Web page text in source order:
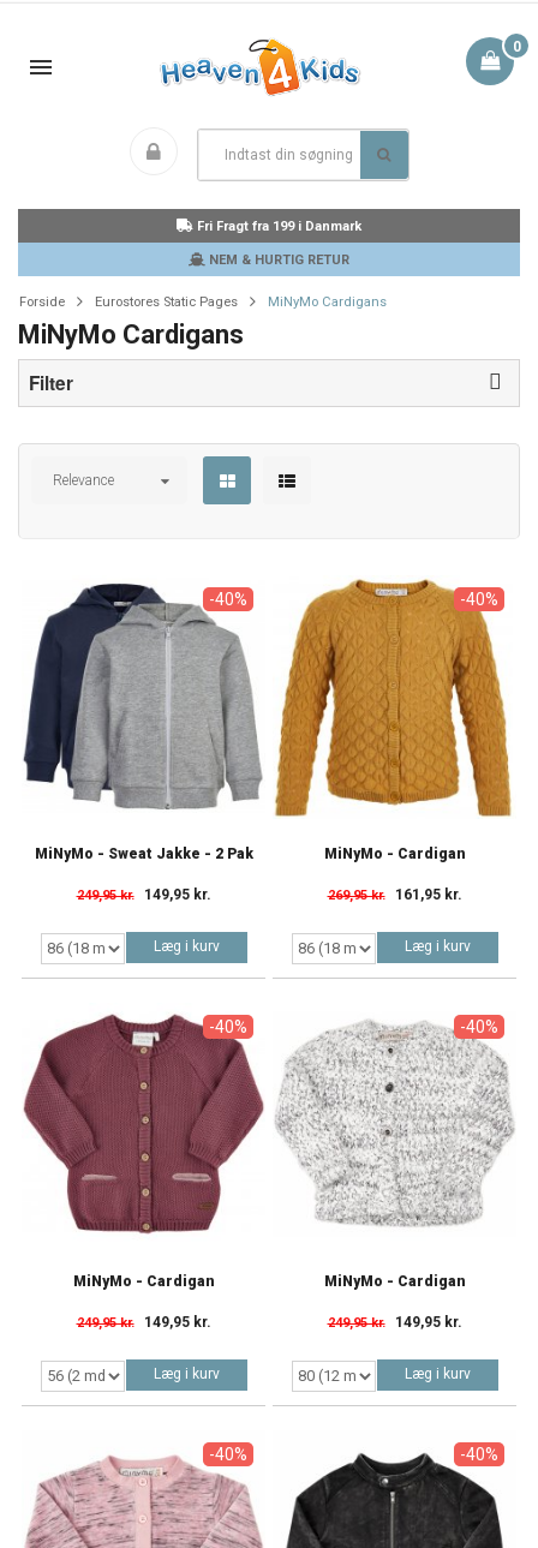
0
Fri Fragt fra 199 i Danmark
NEM & HURTIG RETUR
Forside Eurostores Static Pages MiNyMo Cardigans
MiNyMo Cardigans
Filter
Relevance
-40%
MiNyMo - Sweat Jakke - 2 Pak
249,95 kr. 149,95 kr.
Læg i kurv
-40%
MiNyMo - Cardigan
269,95 kr. 161,95 kr.
Læg i kurv
-40%
MiNyMo - Cardigan
249,95 kr. 149,95 kr.
Læg i kurv
-40%
MiNyMo - Cardigan
249,95 kr. 149,95 kr.
Læg i kurv
-40% -40%